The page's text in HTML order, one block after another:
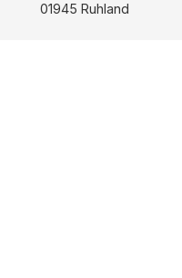
01945 Ruhland